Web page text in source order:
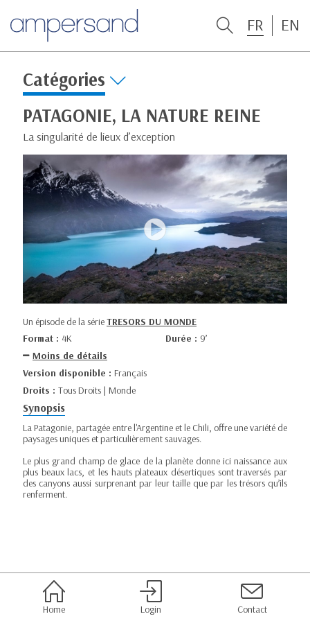
FR EN
Catégories
PATAGONIE, LA NATURE REINE
La singularité de lieux d’exception
Un épisode de la sérieTRESORS DU MONDE
Format : 4K Durée : 9’
Moins de détails
Version disponible : Français
Droits : Tous Droits | Monde
Synopsis
La Patagonie, partagée entre l'Argentine et le Chili, offre une variété de
paysages uniques et particulièrement sauvages.
Le plus grand champ de glace de la planète donne ici naissance aux
plus beaux lacs, et les hauts plateaux désertiques sont traversés par
des canyons aussi surprenant par leur taille que par les trésors qu’ils
renferment.
Home Login Contact